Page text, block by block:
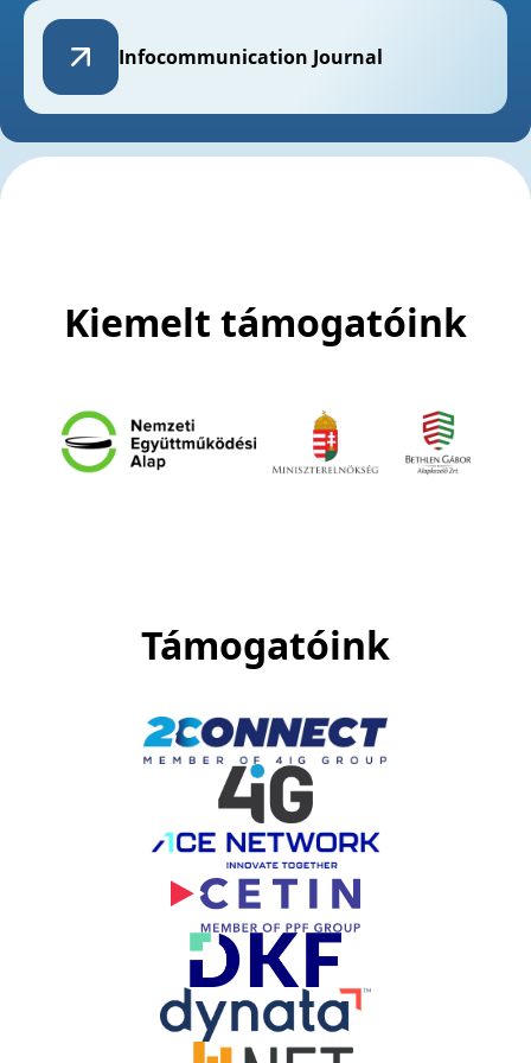
Infocommunication Journal
Kiemelt támogatóink
Támogatóink